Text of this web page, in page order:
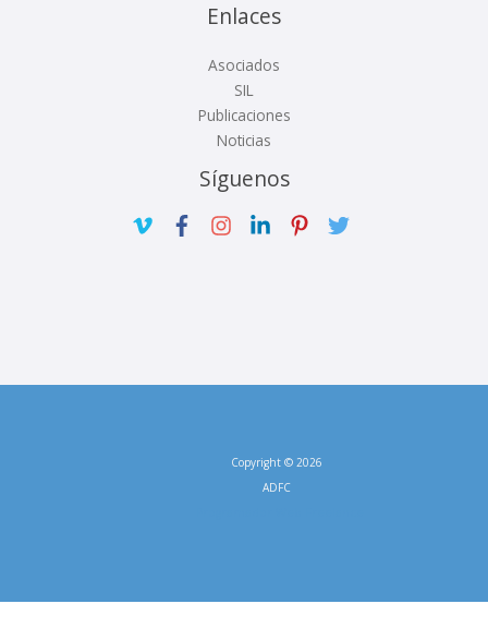
Enlaces
Asociados
SIL
Publicaciones
Noticias
Síguenos
Copyright © 2026
ADFC